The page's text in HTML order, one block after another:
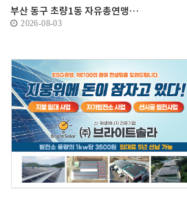
부산 동구 초량1동 자유총연맹…
2026-08-03